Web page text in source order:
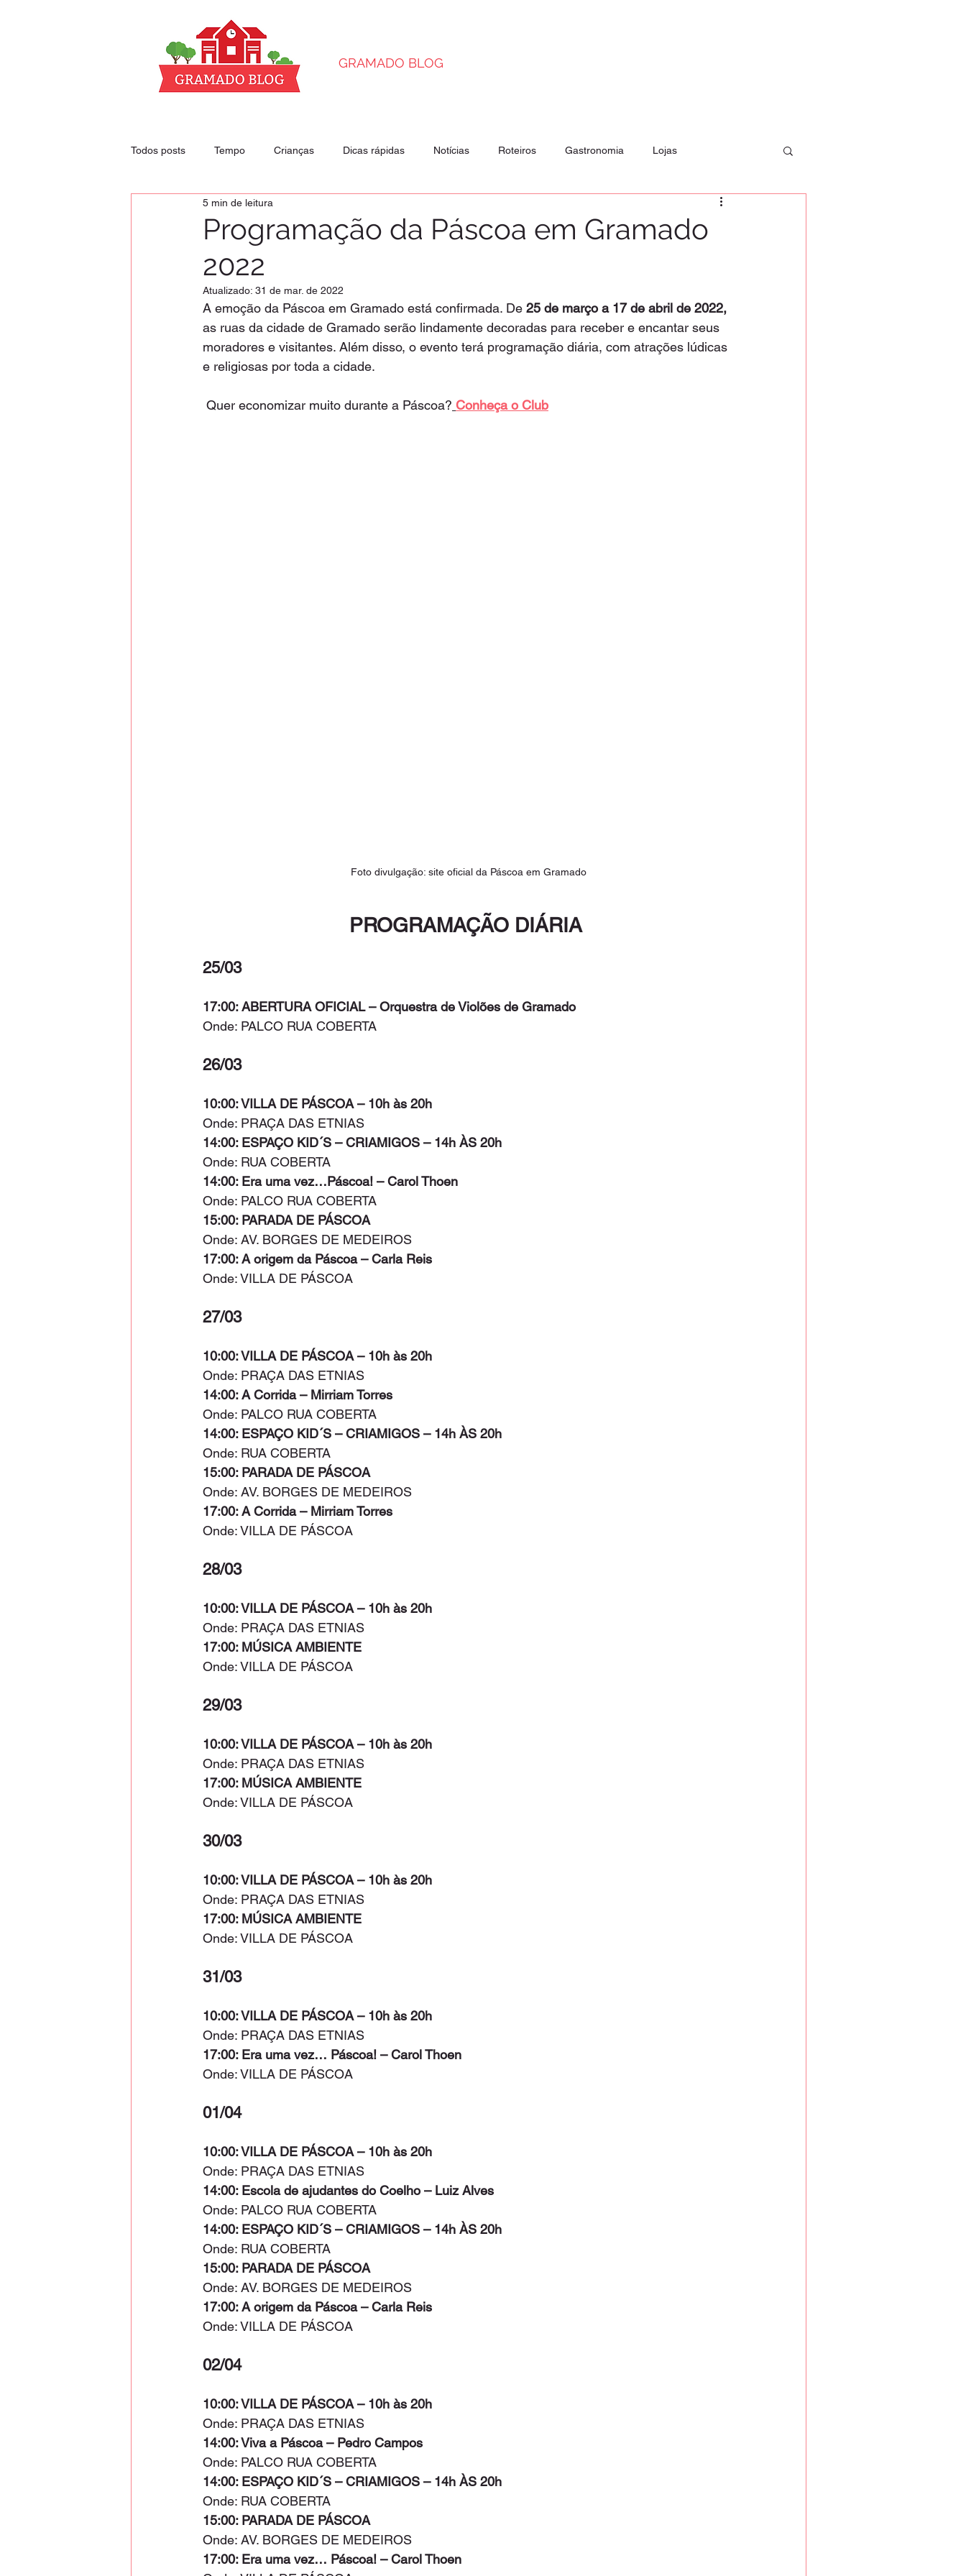
GRAMADO BLOG
Todos posts Tempo Crianças Dicas rápidas Notícias Roteiros Gastronomia Lojas
Club - nossos descontos
Programação da Páscoa em Gramado
2022
5 min de leitura
Atualizado: 31 de mar. de 2022
A emoção da Páscoa em Gramado está confirmada. De 25 de março a 17 de abril de 2022,
as ruas da cidade de Gramado serão lindamente decoradas para receber e encantar seus
moradores e visitantes. Além disso, o evento terá programação diária, com atrações lúdicas
e religiosas por toda a cidade.
Quer economizar muito durante a Páscoa? Conheça o Club
Foto divulgação: site oficial da Páscoa em Gramado
PROGRAMAÇÃO DIÁRIA
25/03
17:00: ABERTURA OFICIAL – Orquestra de Violões de Gramado
Onde: PALCO RUA COBERTA
26/03
10:00: VILLA DE PÁSCOA – 10h às 20h
Onde: PRAÇA DAS ETNIAS
14:00: ESPAÇO KID´S – CRIAMIGOS – 14h ÀS 20h
Onde: RUA COBERTA
14:00: Era uma vez…Páscoa! – Carol Thoen
Onde: PALCO RUA COBERTA
15:00: PARADA DE PÁSCOA
Onde: AV. BORGES DE MEDEIROS
17:00: A origem da Páscoa – Carla Reis
Onde: VILLA DE PÁSCOA
27/03
10:00: VILLA DE PÁSCOA – 10h às 20h
Onde: PRAÇA DAS ETNIAS
14:00: A Corrida – Mirriam Torres
Onde: PALCO RUA COBERTA
14:00: ESPAÇO KID´S – CRIAMIGOS – 14h ÀS 20h
Onde: RUA COBERTA
15:00: PARADA DE PÁSCOA
Onde: AV. BORGES DE MEDEIROS
17:00: A Corrida – Mirriam Torres
Onde: VILLA DE PÁSCOA
28/03
10:00: VILLA DE PÁSCOA – 10h às 20h
Onde: PRAÇA DAS ETNIAS
17:00: MÚSICA AMBIENTE
Onde: VILLA DE PÁSCOA
29/03
10:00: VILLA DE PÁSCOA – 10h às 20h
Onde: PRAÇA DAS ETNIAS
17:00: MÚSICA AMBIENTE
Onde: VILLA DE PÁSCOA
30/03
10:00: VILLA DE PÁSCOA – 10h às 20h
Onde: PRAÇA DAS ETNIAS
17:00: MÚSICA AMBIENTE
Onde: VILLA DE PÁSCOA
31/03
10:00: VILLA DE PÁSCOA – 10h às 20h
Onde: PRAÇA DAS ETNIAS
17:00: Era uma vez… Páscoa! – Carol Thoen
Onde: VILLA DE PÁSCOA
01/04
10:00: VILLA DE PÁSCOA – 10h às 20h
Onde: PRAÇA DAS ETNIAS
14:00: Escola de ajudantes do Coelho – Luiz Alves
Onde: PALCO RUA COBERTA
14:00: ESPAÇO KID´S – CRIAMIGOS – 14h ÀS 20h
Onde: RUA COBERTA
15:00: PARADA DE PÁSCOA
Onde: AV. BORGES DE MEDEIROS
17:00: A origem da Páscoa – Carla Reis
Onde: VILLA DE PÁSCOA
02/04
10:00: VILLA DE PÁSCOA – 10h às 20h
Onde: PRAÇA DAS ETNIAS
14:00: Viva a Páscoa – Pedro Campos
Onde: PALCO RUA COBERTA
14:00: ESPAÇO KID´S – CRIAMIGOS – 14h ÀS 20h
Onde: RUA COBERTA
15:00: PARADA DE PÁSCOA
Onde: AV. BORGES DE MEDEIROS
17:00: Era uma vez… Páscoa! – Carol Thoen